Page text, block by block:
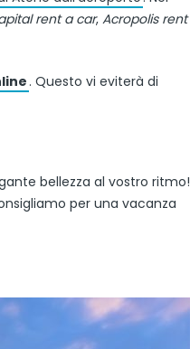
rent a car, Acropolis rent
. Questo vi eviterà di
bellezza al vostro ritmo!
per una vacanza